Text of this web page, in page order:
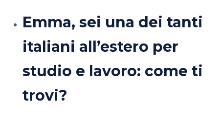
Emma, sei una dei tanti
italiani all’estero per
studio e lavoro: come ti
trovi?